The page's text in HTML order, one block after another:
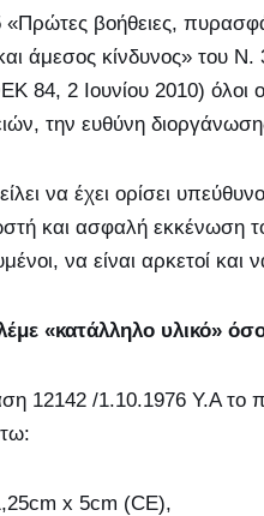
βοήθειες,
άμεσος κίνδυνος» του Ν.
84, 2 Ιουνίου 2010) όλοι
την ευθύνη
να έχει ορίσει
και ασφαλή εκκένωση
να είναι αρκετοί
«κατάλληλο υλικό»
12142 /1.10.1976 Υ.Α το
x 5cm (CE),